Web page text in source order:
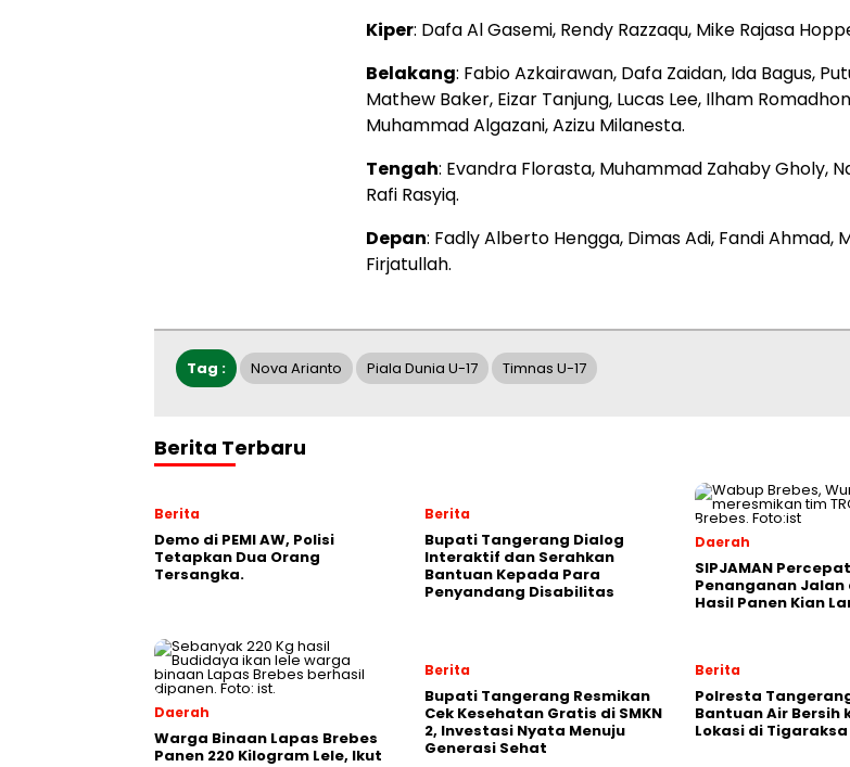
Kiper: Dafa Al Gasemi, Rendy Razzaqu, Mike Rajasa
Belakang: Fabio Azkairawan, Dafa Zaidan, Ida Bagus,
Mathew Baker, Eizar Tanjung, Lucas Lee, Ilham
Muhammad Algazani, Azizu Milanesta.
Tengah: Evandra Florasta, Muhammad Zahaby Gholy,
Rafi Rasyiq.
Depan: Fadly Alberto Hengga, Dimas Adi, Fandi Ahmad,
Firjatullah.
Tag : Nova Arianto Piala Dunia U-17 Timnas U-17
Berita Terbaru
Berita
Demo di PEMI AW, Polisi
Tetapkan Dua Orang
Tersangka.
Berita
Bupati Tangerang Dialog
Interaktif dan Serahkan
Bantuan Kepada Para
Penyandang Disabilitas
Daerah
SIPJAMAN Percepat
Penanganan Jalan
Hasil Panen Kian
Daerah
Warga Binaan Lapas Brebes
Panen 220 Kilogram Lele, Ikut
Berita
‎Bupati Tangerang Resmikan
Cek Kesehatan Gratis di SMKN
2, Investasi Nyata Menuju
Generasi Sehat
Berita
Polresta
Bantuan Air Bersih
Lokasi di Tigaraksa